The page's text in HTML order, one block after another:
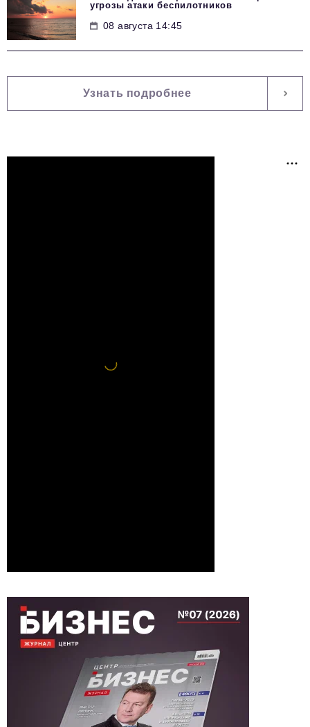
угрозы атаки беспилотников
08 августа 14:45
Узнать подробнее